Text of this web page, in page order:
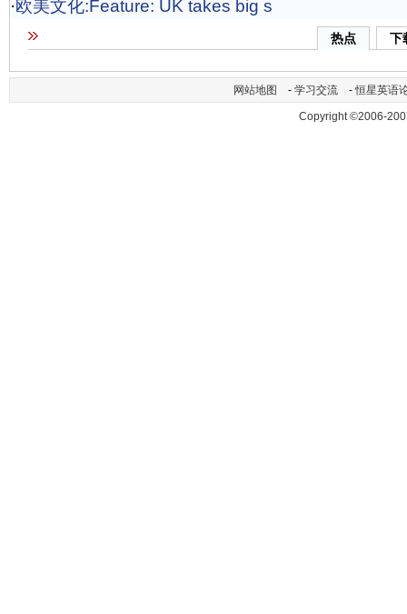
·欧美文化:Feature: UK takes big s
热点 下
网站地图 - 学习交流 -恒星英语
Copyright ©2006-